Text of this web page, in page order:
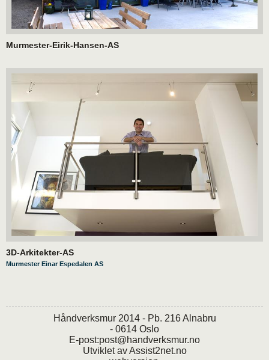
Murmester-Eirik-Hansen-AS
3D-Arkitekter-AS
Murmester Einar Espedalen AS
Håndverksmur 2014 - Pb. 216 Alnabru
- 0614 Oslo
E-post:post@handverksmur.no
Utviklet avAssist2net.no